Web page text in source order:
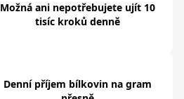
Možná ani nepotřebujete ujít 10
tisíc kroků denně
Denní příjem bílkovin na gram